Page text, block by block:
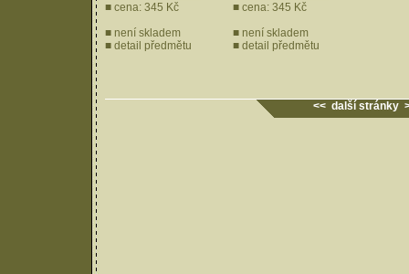
■ cena: 345 Kč
■ není skladem
■ detail předmětu
■ cena: 345 Kč
■ není skladem
■ detail předmětu
<< další stránky